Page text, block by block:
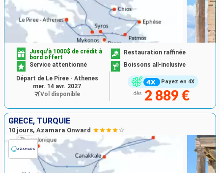
Payez en 4X
Jusqu'à 1000$ de crédit à
bord offert
Restauration raffinée
Service attentionné
Boissons all-inclusive
dès 2 889 €
Départ de Le Piree - Athenes
mer. 14 avr. 2027
Vol disponible
GRÈCE, TURQUIE
10 jours, Azamara Onward